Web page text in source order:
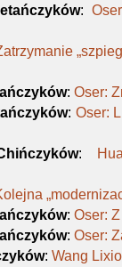
:
:Oser:
: Oser:
:
:Oser:
:Oser:
:Wang